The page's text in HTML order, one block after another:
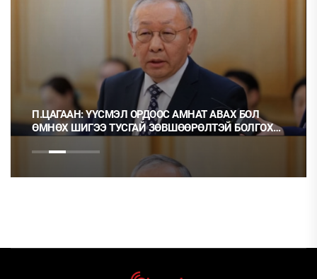
П.ЦАГААН: ҮҮСМЭЛ ОРДООС АМНАТ АВАХ БОЛ
ӨМНӨХ ШИГЭЭ ТУСГАЙ ЗӨВШӨӨРӨЛТЭЙ БОЛГОХ